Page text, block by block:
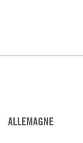
ALLEMAGNE